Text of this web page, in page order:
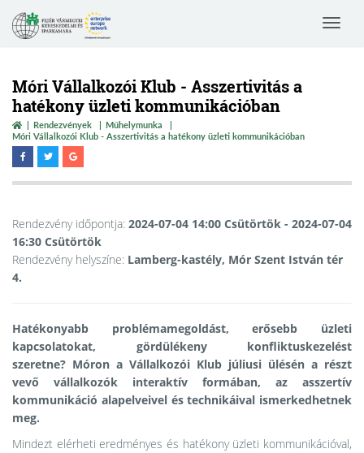
Toggle
Móri Vállalkozói Klub - Asszertivitás a
hatékony üzleti kommunikációban
Rendezvények
Műhelymunka
Móri Vállalkozói Klub - Asszertivitás a hatékony üzleti kommunikációban
Rendezvény időpontja: 2024-07-04 14:00 Csütörtök - 2024-07-04
16:30 Csütörtök
Rendezvény helyszíne: Lamberg-kastély, Mór Szent István tér
4.
Hatékonyabb problémamegoldást, erősebb üzleti
kapcsolatokat, gördülékeny konfliktuskezelést
szeretne? Móron a Vállalkozói Klub júliusi ülésén a részt
vevő vállalkozók interaktív formában, az asszertív
kommunikáció alapelveivel és technikáival ismerkedhetnek
meg.
Mindezt elérheti eredményes és hatékony üzleti kommunikációval,